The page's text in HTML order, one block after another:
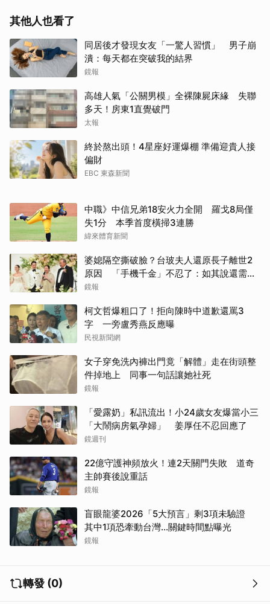
其他人也看了
同居後才發現女友「一驚人習慣」 男子崩
潰：每天都在突破我的結界
鏡報
高雄人氣「公關男模」全裸陳屍床緣 失聯
多天！房東1直覺破門
太報
終於熬出頭！4星座好運爆棚 準備迎貴人接
偏財
EBC 東森新聞
中職》中信兄弟18安火力全開 羅戈8局僅
失1分 本季首度橫掃3連勝
緯來體育新聞
婆媳隔空撕破臉？台玻夫人還原長子離世2
原因 「手機千金」不忍了：如其說還需要
離開嗎？
鏡報
柯文哲爆粗口了！拒向陳時中道歉還罵3
字 一旁盧秀燕反應曝
民視新聞網
女子穿免洗內褲出門竟「解體」走在街頭整
件掉地上 同事一句話讓她社死
鏡報
「愛露奶」私訊流出！小24歲女友爆當小三
「大鬧病房氣孕婦」 姜厚任不忍回應了
鏡週刊
22億守護神頻放火！連2天關門失敗 道奇
主帥賽後說重話
鏡報
盲眼龍婆2026「5大預言」剩3項未驗證
其中1項恐牽動台灣...關鍵時間點曝光
鏡報
轉發 (0)